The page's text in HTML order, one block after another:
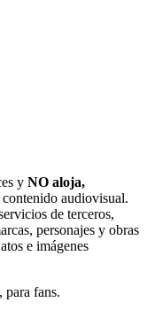
y NO aloja,
audiovisual.
de terceros,
personajes y obras
e imágenes
fans.